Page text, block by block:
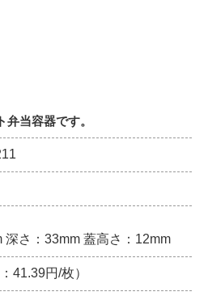
当容器です。
深さ：33mm 蓋高さ：12mm
41.39円/枚）